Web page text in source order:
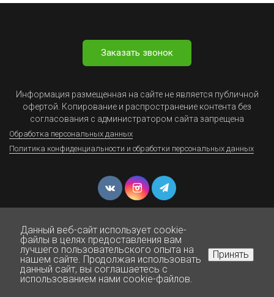
Заказать звонок
Информация размещенная на сайте не является публичной
офертой. Копирование и распространение контента без
согласования с администратором сайта запрещена
Обработка персональных данных
Политика конфиденциальности и обработки персональных данных
© Юрист Онлайн - Все права защищены 1999-2025
Нажмите для звонка
Данный веб-сайт использует cookie-
файлы в целях предоставления вам
лучшего пользовательского опыта на
нашем сайте. Продолжая использовать
данный сайт, вы соглашаетесь с
использованием нами cookie-файлов.
Принять